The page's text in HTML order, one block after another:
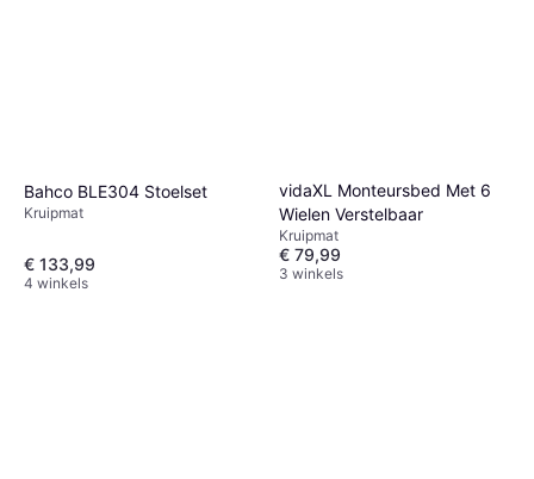
Bahco BLE304 Stoelset
Kruipmat
€ 133,99
4 winkels
vidaXL Monteursbed Met 6
Wielen Verstelbaar
Kruipmat
€ 79,99
3 winkels